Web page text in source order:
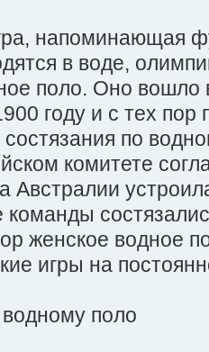
напоминающая
в воде,
поло. Оно вошло
году и с тех пор
по
комитете
Австралии
женское водное
игры на
водному поло